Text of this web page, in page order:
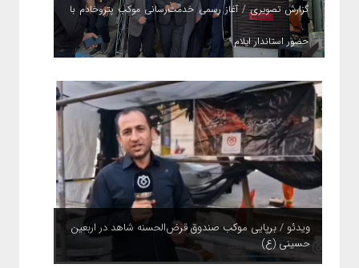
گزارش تصویری / آغاز رسمی خدمت‌رسانی موکب پتروخادم با
حضور استاندار ایلام
ویدئو / برپایی موکب صندوق قرض‌الحسنه شاهد در اربعین
حسینی (ع)